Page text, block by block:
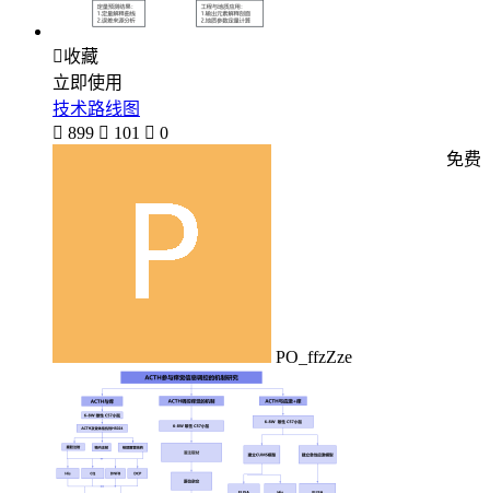
收藏
立即使用
技术路线图
 899  101  0
PO_ffzZze
免费